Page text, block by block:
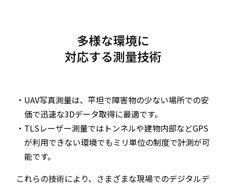
多様な環境に
対応する測量技術
・UAV写真測量は、平坦で障害物の少ない場所での安
価で迅速な3Dデータ取得に最適です。
・TLSレーザー測量ではトンネルや建物内部などGPS
が利用できない環境でもミリ単位の制度で計測が可
能です。
これらの技術により、さまざまな現場でのデジタルデ